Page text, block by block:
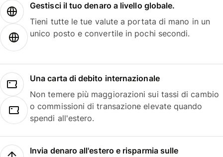
Gestisci il tuo denaro a livello globale.
Tieni tutte le tue valute a portata di mano in un
unico posto e convertile in pochi secondi.
Una carta di debito internazionale
Non temere più maggiorazioni sui tassi di cambio
o commissioni di transazione elevate quando
spendi all'estero.
Invia denaro all'estero e risparmia sulle